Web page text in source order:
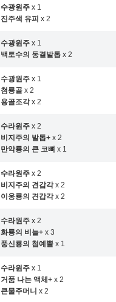
수광원주 x 1
진주색 유피 x 2
수광원주 x 1
백토수의 동결발톱 x 2
수광원주 x 1
첨룡골 x 2
용골조각x 2
수라원주 x 2
비지주의 발톱+ x 2
만악룡의 큰 코뼈 x 1
수라원주 x 2
비지주의 견갑각x 2
이옹룡의 견갑각x 2
수라원주 x 2
화룡의 비늘+ x 3
풍신룡의 첨예뿔 x 1
수라원주 x 1
거품 나는 액체+ x 2
큰물주머니 x 2